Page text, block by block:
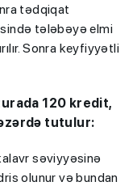
tədqiqat
tələbəyə elmi
Sonra keyfiyyətli
120 kredit,
tutulur:
səviyyəsinə
olunur və bundan